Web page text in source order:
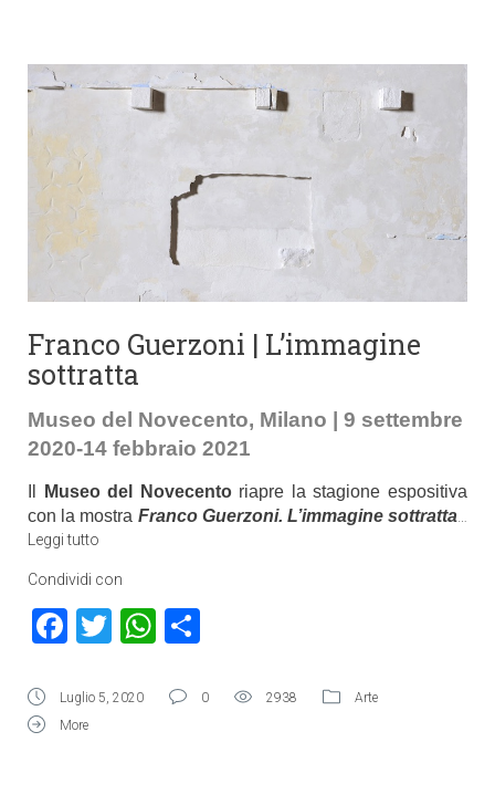
Franco Guerzoni | L’immagine
sottratta
Museo del Novecento, Milano | 9 settembre
2020-14 febbraio 2021
Museo del Novecentoriapre la stagione espositiva
con la mostra Franco Guerzoni. L’immagine sottratta
Leggi tutto
Condividi con
Facebook
TwitterWhatsApp
Luglio 5, 2020 0 2938
Arte
More